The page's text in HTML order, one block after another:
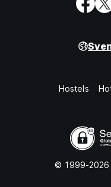
Hostels
© 1999-2026